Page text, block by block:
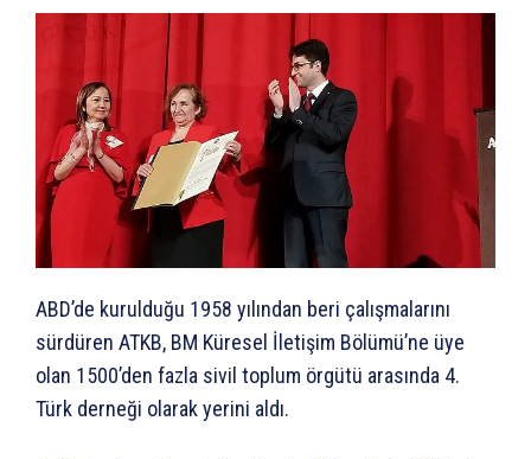
ABD’de kurulduğu 1958 yılından beri çalışmalarını
sürdüren ATKB, BM Küresel İletişim Bölümü’ne üye
olan 1500’den fazla sivil toplum örgütü arasında 4.
Türk derneği olarak yerini aldı.